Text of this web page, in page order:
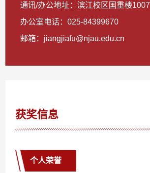
通讯/办公地址：滨江校区国重楼1007
办公室电话：025-84399670
邮箱： jiangjiafu@njau.edu.cn
获奖信息
个人荣誉